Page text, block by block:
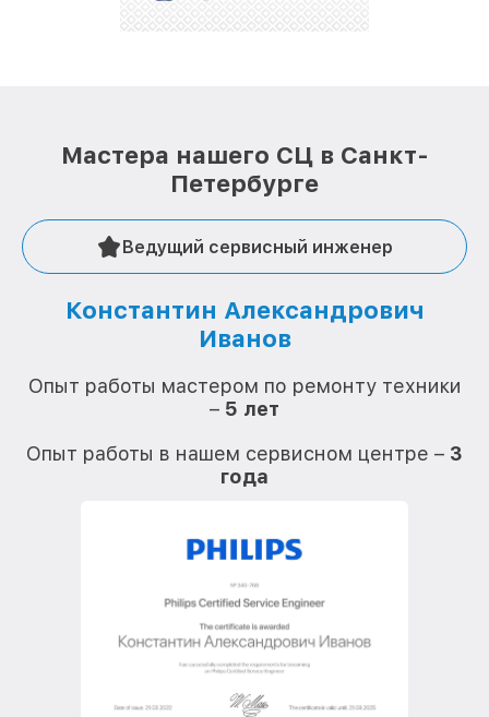
Мастера нашего СЦ в Санкт-
Петербурге
Ведущий сервисный инженер
Константин Александрович
Иванов
Опыт работы мастером по ремонту техники
– 5 лет
Опыт работы в нашем сервисном центре – 3
года